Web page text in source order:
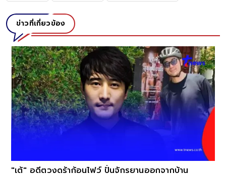
ข่าวที่เกี่ยวข้อง
"เต้" อดีตวงดร้าก้อนไฟว์ ปั่นจักรยานออกจากบ้าน